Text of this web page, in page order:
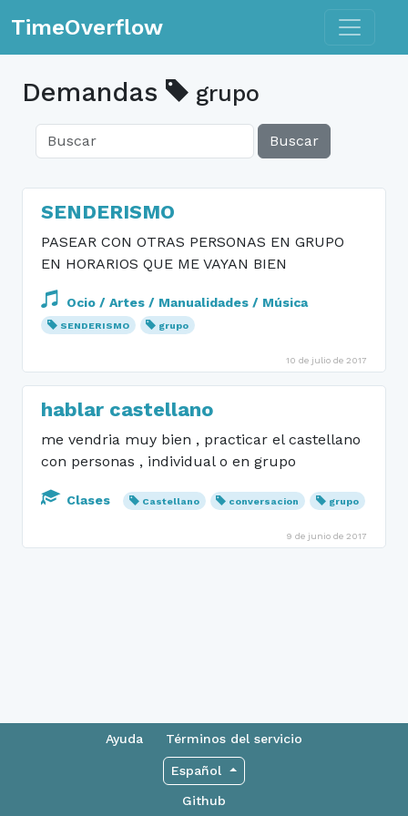
TimeOverflow Toggle
Demandas grupo
Buscar
SENDERISMO
PASEAR CON OTRAS PERSONAS EN GRUPO
EN HORARIOS QUE ME VAYAN BIEN
Ocio / Artes / Manualidades / Música
SENDERISMO grupo
10 de julio de 2017
hablar castellano
me vendria muy bien , practicar el castellano
con personas , individual o en grupo
Clases Castellano conversacion grupo
9 de junio de 2017
Ayuda Términos del servicio
Español
Github